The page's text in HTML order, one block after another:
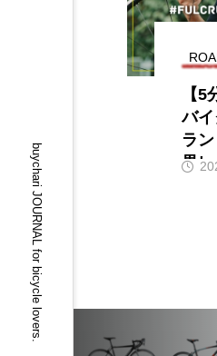
buychari JOURNAL for bicycle lovers.
【
バ
ラ
界